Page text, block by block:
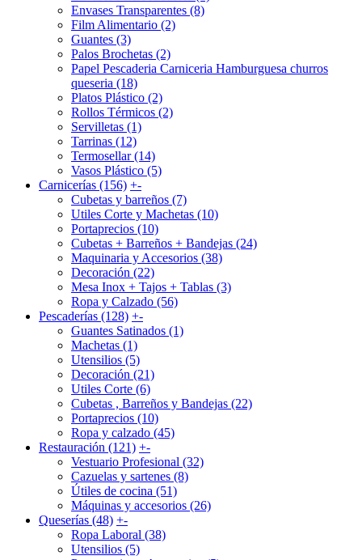
Envases Transparentes (8)
Film Alimentario (2)
Guantes (3)
Palos Brochetas (2)
Papel Pescaderia Carniceria Hamburguesa churros
queseria (18)
Platos Plástico (2)
Rollos Térmicos (2)
Servilletas (1)
Tarrinas (12)
Termosellar (14)
Vasos Plástico (5)
Carnicerías (156) +-
Cubetas y barreños (7)
Utiles Corte y Machetas (10)
Portaprecios (10)
Cubetas + Barreños + Bandejas (24)
Maquinaria y Accesorios (38)
Decoración (22)
Mesa Inox + Tajos + Tablas (3)
Ropa y Calzado (56)
Pescaderías (128) +-
Guantes Satinados (1)
Machetas (1)
Utensilios (5)
Decoración (21)
Utiles Corte (6)
Cubetas , Barreños y Bandejas (22)
Portaprecios (10)
Ropa y calzado (45)
Restauración (121) +-
Vestuario Profesional (32)
Cazuelas y sartenes (8)
Útiles de cocina (51)
Máquinas y accesorios (26)
Queserías (48) +-
Ropa Laboral (38)
Utensilios (5)